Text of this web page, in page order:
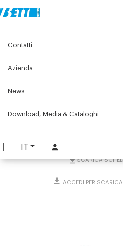
IT
Contatti
Azienda
News
Download, Media & Cataloghi
Accessori per la pulizia
SCARICA
ACCEDI PER